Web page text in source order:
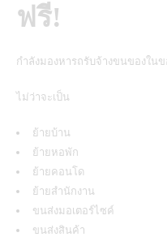
ฟรี!
กำลังมองหารถรับจ้างขนของใน
ไม่ว่าจะเป็น
ย้ายบ้าน
ย้ายหอพัก
ย้ายคอนโด
ย้ายสำนักงาน
ขนส่งมอเตอร์ไซค์
ขนส่งสินค้า